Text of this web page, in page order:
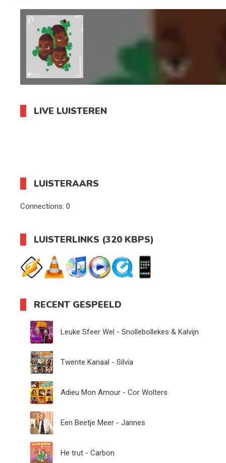
LIVE LUISTEREN
LUISTERAARS
Connections: 0
LUISTERLINKS (320 KBPS)
RECENT GESPEELD
Leuke Sfeer Wel - Snollebollekes & Kalvijn
Twente Kanaal - Silvia
Adieu Mon Amour - Cor Wolters
Een Beetje Meer - Jannes
He trut - Carbon